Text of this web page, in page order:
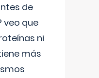
de
veo que
ni
más